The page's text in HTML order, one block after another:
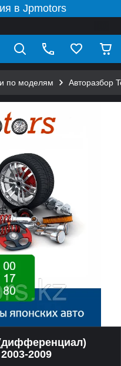
в Jpmotors
по моделям Авторазбор
2009